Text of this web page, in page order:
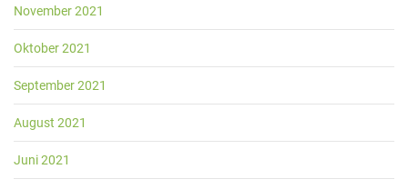
November 2021
Oktober 2021
September 2021
August 2021
Juni 2021